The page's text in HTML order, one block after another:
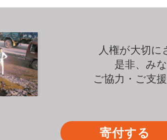
人権が大切に
是非、み
ご協力・ご支
寄付する